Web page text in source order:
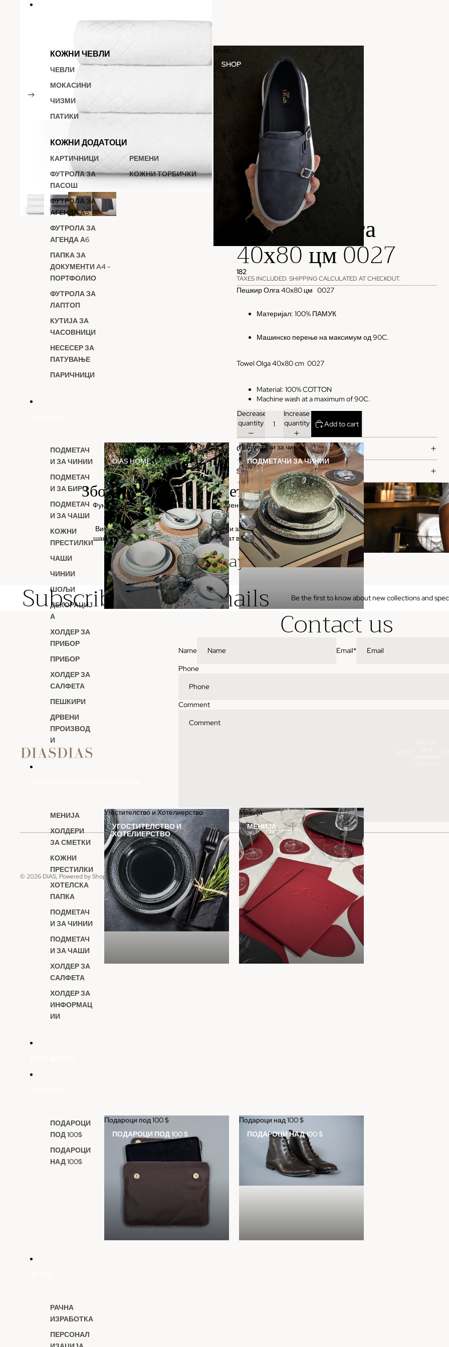
КОЖНИ ЧЕВЛИ
ЧЕВЛИ
МОКАСИНИ
ЧИЗМИ
ПАТИКИ
КОЖНИ ДОДАТОЦИ
КАРТИЧНИЦИ
ФУТРОЛА ЗА
ПАСОШ
ФУТРОЛА ЗА
АГЕНДА А5
ФУТРОЛА ЗА
АГЕНДА А6
ПАПКА ЗА
ДОКУМЕНТИ A4 -
ПОРТФОЛИО
ФУТРОЛА ЗА
ЛАПТОП
КУТИЈА ЗА
ЧАСОВНИЦИ
НЕСЕСЕР ЗА
ПАТУВАЊЕ
ПАРИЧНИЦИ
РЕМЕНИ
КОЖНИ ТОРБИЧКИ
Shop
SHOP
ПОДМЕТАЧ
И ЗА ЧИНИИ
ПОДМЕТАЧ
И ЗА БИРО
ПОДМЕТАЧ
И ЗА ЧАШИ
КОЖНИ
ПРЕСТИЛКИ
ЧАШИ
ЧИНИИ
ШОЉИ
ДЕКОРАЦИЈ
А
ХОЛДЕР ЗА
ПРИБОР
ПРИБОР
ХОЛДЕР ЗА
САЛФЕТА
ПЕШКИРИ
ДРВЕНИ
ПРОИЗВОД
И
Dias Home
DIAS HOME
Подметачи за чинии
ПОДМЕТАЧИ ЗА ЧИНИИ
МЕНИЈА
ХОЛДЕРИ
ЗА СМЕТКИ
КОЖНИ
ПРЕСТИЛКИ
ХОТЕЛСКА
ПАПКА
ПОДМЕТАЧ
И ЗА ЧИНИИ
ПОДМЕТАЧ
И ЗА ЧАШИ
ХОЛДЕР ЗА
САЛФЕТА
ХОЛДЕР ЗА
ИНФОРМАЦ
ИИ
Угостителство и Хотелиерство
УГОСТИТЕЛСТВО И
ХОТЕЛИЕРСТВО
Менија
МЕНИЈА
ПОДАРОЦИ
ПОД 100$
ПОДАРОЦИ
НАД 100$
Подароци под 100 $
ПОДАРОЦИ ПОД 100 $
Подароци над 100 $
ПОДАРОЦИ НАД 100 $
РАЧНА
ИЗРАБОТКА
ПЕРСОНАЛ
Пешкир Олга
40х80 цм 0027
182
TAXES INCLUDED. SHIPPING CALCULATED AT CHECKOUT.
Пешкир Олга 40х80 цм 0027
Материјал: 100% ПАМУК
Машинско перење на максимум од 90C.
Towel Olga 40x80 cm 0027
Material: 100% COTTON
Machine wash at a maximum of 90C.
Decrease
quantity
Increase
quantity
Add to cart
CARE & MAINTENANCE
SHIPPING & RETURNS
Збогати го секојдневието.
Функционални, комфорни и шик истовремено.
Високо квалитетни престилки дизајнирани за
шанкери, бариста и индивидуи кои уживаат во
фенси custom made дизајн.You may also like
Subscribe to our emails Be the first to know about new collections and
Contact us
Name Email*
Phone
Comment
Submit
© 2026 DIAS, Powered by Shopify
Terms and Policies
Terms of service